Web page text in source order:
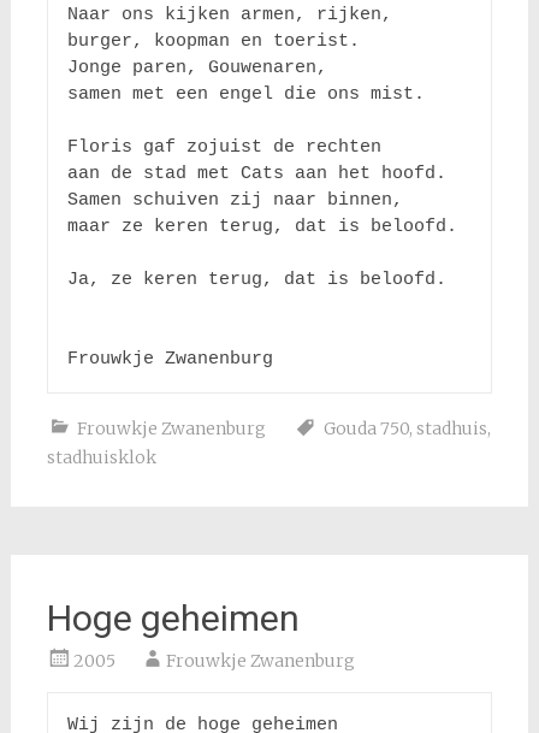
Naar ons kijken armen, rijken,
burger, koopman en toerist.
Jonge paren, Gouwenaren,
samen met een engel die ons mist.
Floris gaf zojuist de rechten
aan de stad met Cats aan het hoofd.
Samen schuiven zij naar binnen,
maar ze keren terug, dat is beloofd.
Ja, ze keren terug, dat is beloofd.
Frouwkje Zwanenburg Gouda 750, stadhuis,
stadhuisklok
Hoge geheimen
2005 Frouwkje Zwanenburg
Wij zijn de hoge geheimen